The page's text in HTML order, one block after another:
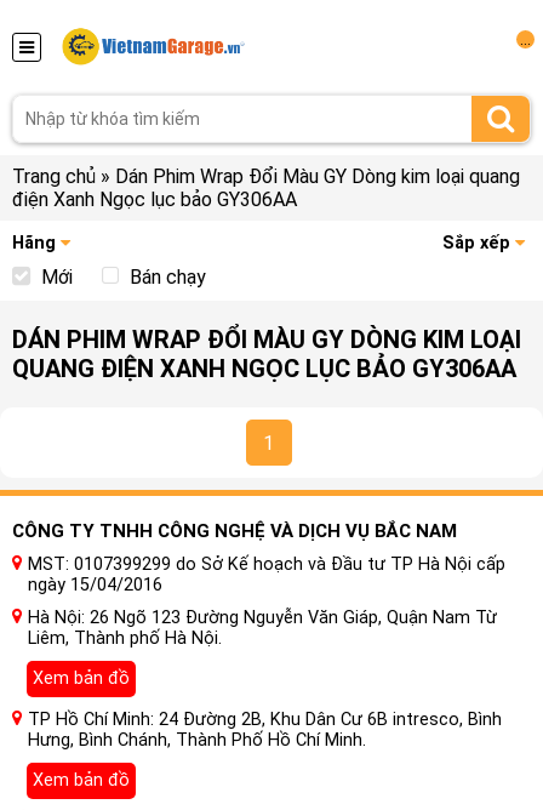
Trang chủ » Dán Phim Wrap Đổi Màu GY Dòng kim loại quang
điện Xanh Ngọc lục bảo GY306AA
Hãng Sắp xếp
Mới Bán chạy
DÁN PHIM WRAP ĐỔI MÀU GY DÒNG KIM LOẠI
QUANG ĐIỆN XANH NGỌC LỤC BẢO GY306AA
1
CÔNG TY TNHH CÔNG NGHỆ VÀ DỊCH VỤ BẮC NAM
MST: 0107399299 do Sở Kế hoạch và Đầu tư TP Hà Nội cấp
ngày 15/04/2016
Hà Nội: 26 Ngõ 123 Đường Nguyễn Văn Giáp, Quận Nam Từ
Liêm, Thành phố Hà Nội.
Xem bản đồ
TP Hồ Chí Minh: 24 Đường 2B, Khu Dân Cư 6B intresco, Bình
Hưng, Bình Chánh, Thành Phố Hồ Chí Minh.
Xem bản đồ